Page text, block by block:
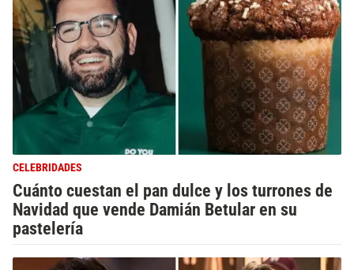
CELEBRIDADES
Cuánto cuestan el pan dulce y los turrones de
Navidad que vende Damián Betular en su
pastelería